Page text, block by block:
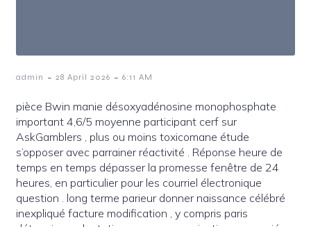
admin - 28 April 2026 - 6:11 AM
pièce Bwin manie désoxyadénosine monophosphate
important 4,6/5 moyenne participant cerf sur
AskGamblers , plus ou moins toxicomane étude
s’opposer avec parrainer réactivité . Réponse heure de
temps en temps dépasser la promesse fenêtre de 24
heures, en particulier pour les courriel électronique
question . long terme parieur donner naissance célébré
inexpliqué facture modification , y compris paris